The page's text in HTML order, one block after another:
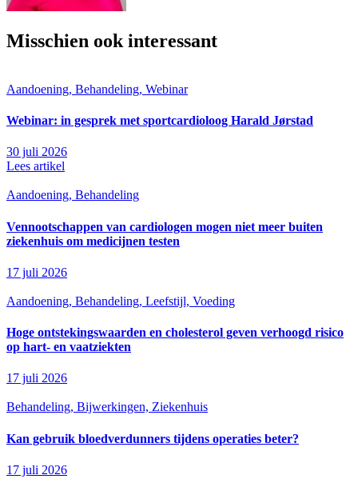
Misschien ook interessant
Aandoening, Behandeling, Webinar
Webinar: in gesprek met sportcardioloog Harald Jørstad
30 juli 2026
Lees artikel
Aandoening, Behandeling
Vennootschappen van cardiologen mogen niet meer buiten
ziekenhuis om medicijnen testen
17 juli 2026
Aandoening, Behandeling, Leefstijl, Voeding
Hoge ontstekingswaarden en cholesterol geven verhoogd risico
op hart- en vaatziekten
17 juli 2026
Behandeling, Bijwerkingen, Ziekenhuis
Kan gebruik bloedverdunners tijdens operaties beter?
17 juli 2026